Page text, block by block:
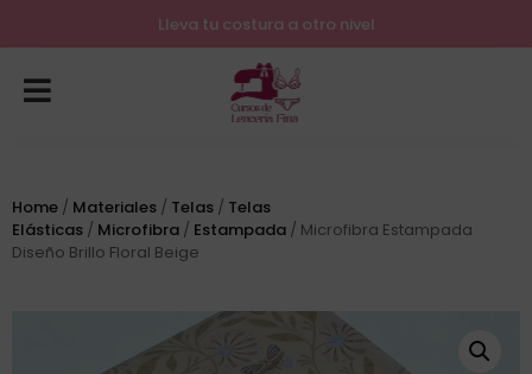
Lleva tu costura a otro nivel
Home / Materiales / Telas / Telas
Elásticas / Microfibra / Estampada / Microfibra Estampada
Diseño Brillo Floral Beige